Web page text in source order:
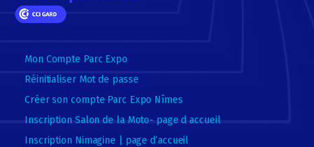
Mon Compte Parc Expo
Réinitialiser Mot de passe
Créer son compte Parc Expo Nîmes
Inscription Salon de la Moto- page d accueil
Inscription Nimagine | page d’accueil